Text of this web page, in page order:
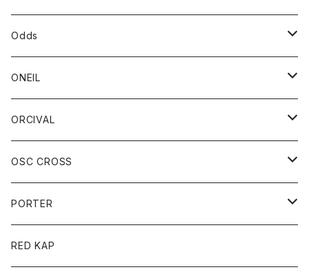
シャツ
ショートパンツ
パンツ
レディース
シャツ
Tシャツ
ストール/マフラー
シャツ
シャツジャケット
ロングスリーブＴシャツ
ボトム
ショートパンツ
ジーンズ
スエット
ボトム
ショートパンツ
パンツ
レディース
ボトム
Odds
帽子
ONEIL
スカート
ORCIVAL
アウター
コート
ジャケット
アクセサリー
バッグ
キッズ
OSC CROSS
ダウンジャケット
PORTER
カードホルダー
RED KAP